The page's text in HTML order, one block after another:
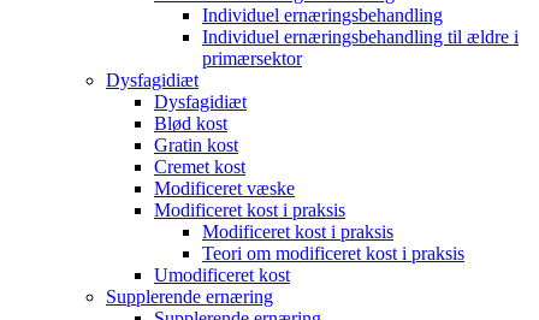
Individuel ernæringsbehandling
Individuel ernæringsbehandling til ældre i
primærsektor
Dysfagidiæt
Dysfagidiæt
Blød kost
Gratin kost
Cremet kost
Modificeret væske
Modificeret kost i praksis
Modificeret kost i praksis
Teori om modificeret kost i praksis
Umodificeret kost
Supplerende ernæring